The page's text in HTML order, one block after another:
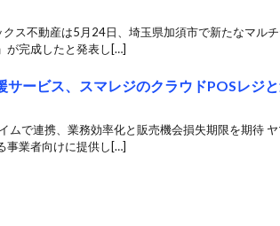
ス不動産は5月24日、埼玉県加須市で新たなマル
が完成したと発表し[…]
サービス、スマレジのクラウドPOSレジ
ムで連携、業務効率化と販売機会損失期限を期待
事業者向けに提供し[…]